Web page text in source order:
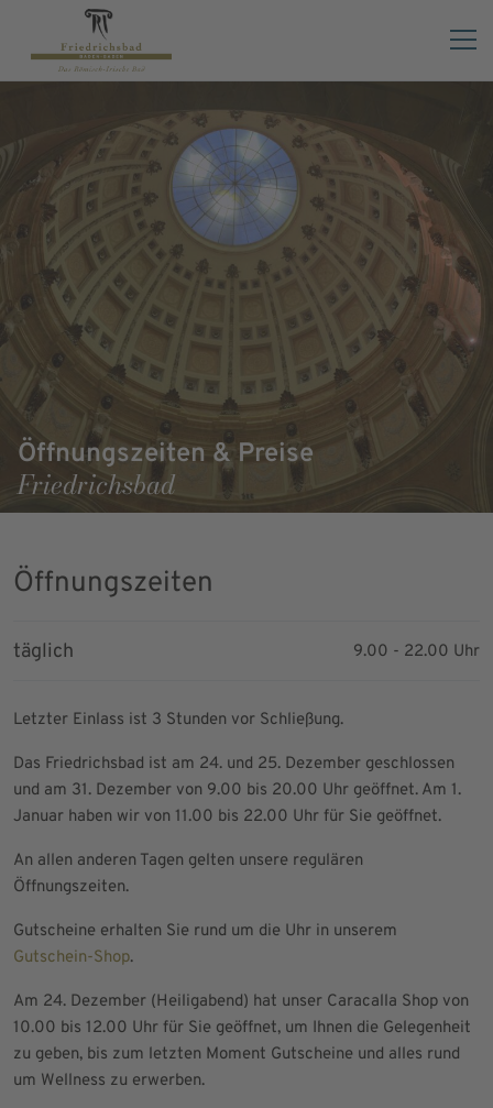
Öffnungszeiten & Preise
Friedrichsbad
Öffnungszeiten
täglich 9.00 - 22.00 Uhr
Letzter Einlass ist 3 Stunden vor Schließung.
Das Friedrichsbad ist am 24. und 25. Dezember geschlossen
und am 31. Dezember von 9.00 bis 20.00 Uhr geöffnet. Am 1.
Januar haben wir von 11.00 bis 22.00 Uhr für Sie geöffnet.
An allen anderen Tagen gelten unsere regulären
Öffnungszeiten.
Gutscheine erhalten Sie rund um die Uhr in unserem
Gutschein-Shop.
Am 24. Dezember (Heiligabend) hat unser Caracalla Shop von
10.00 bis 12.00 Uhr für Sie geöffnet, um Ihnen die Gelegenheit
zu geben, bis zum letzten Moment Gutscheine und alles rund
um Wellness zu erwerben.